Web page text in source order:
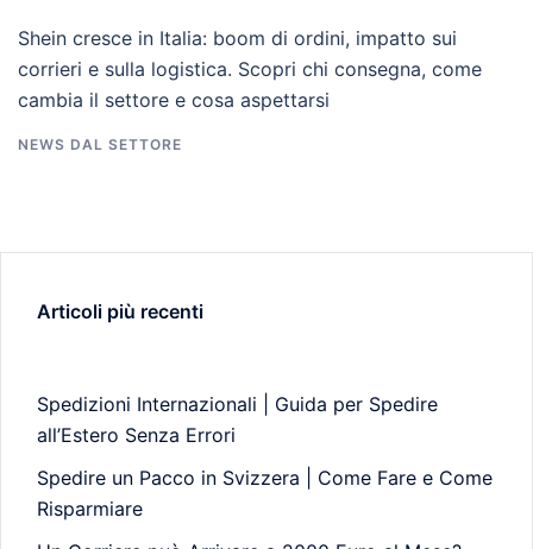
Shein cresce in Italia: boom di ordini, impatto sui
corrieri e sulla logistica. Scopri chi consegna, come
cambia il settore e cosa aspettarsi
NEWS DAL SETTORE
Articoli più recenti
Spedizioni Internazionali | Guida per Spedire
all’Estero Senza Errori
Spedire un Pacco in Svizzera | Come Fare e Come
Risparmiare